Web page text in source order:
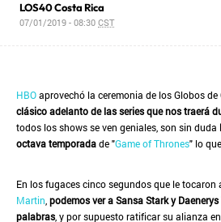
LOS40 Costa Rica
07/01/2019 - 08:30CST
HBOaprovechó la ceremonia de los Globos de
clásico adelanto de las series que nos traerá
todos los shows se ven geniales, son sin duda
octava temporadade "Game of Thrones" lo
En los fugaces cinco segundos que le tocaron
Martin podemos ver a Sansa Stark y
palabras, y por supuesto ratificar su alianza